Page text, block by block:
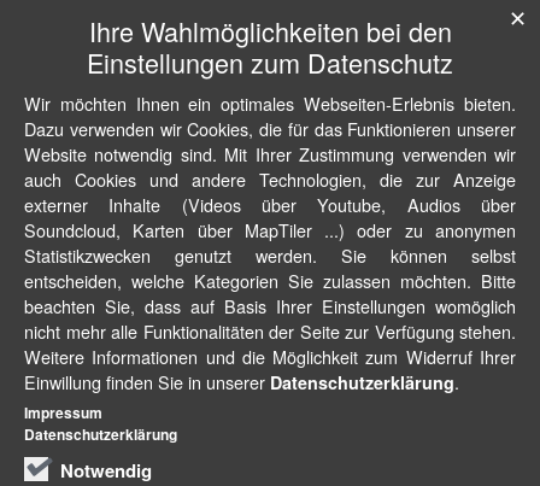
Ihre Wahlmöglichkeiten bei den
Einstellungen zum Datenschutz
Wir möchten Ihnen ein optimales Webseiten-Erlebnis bieten.
Dazu verwenden wir Cookies, die für das Funktionieren unserer
Website notwendig sind. Mit Ihrer Zustimmung verwenden wir
auch Cookies und andere Technologien, die zur Anzeige
externer Inhalte (Videos über Youtube, Audios über
Soundcloud, Karten über MapTiler ...) oder zu anonymen
Statistikzwecken genutzt werden. Sie können selbst
entscheiden, welche Kategorien Sie zulassen möchten. Bitte
beachten Sie, dass auf Basis Ihrer Einstellungen womöglich
nicht mehr alle Funktionalitäten der Seite zur Verfügung stehen.
Weitere Informationen und die Möglichkeit zum Widerruf Ihrer
Einwillung finden Sie in unserer Datenschutzerklärung.
Notwendig
✕
Impressum
Datenschutzerklärung